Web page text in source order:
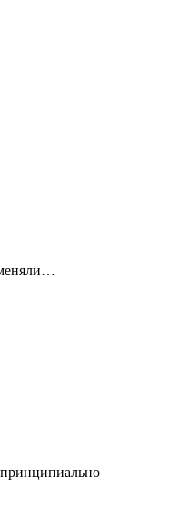
принципиально